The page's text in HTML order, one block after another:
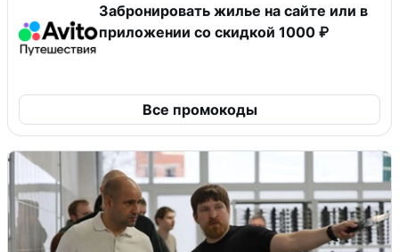
Забронировать жилье на сайте или в
приложении со скидкой 1000 ₽
Все промокоды